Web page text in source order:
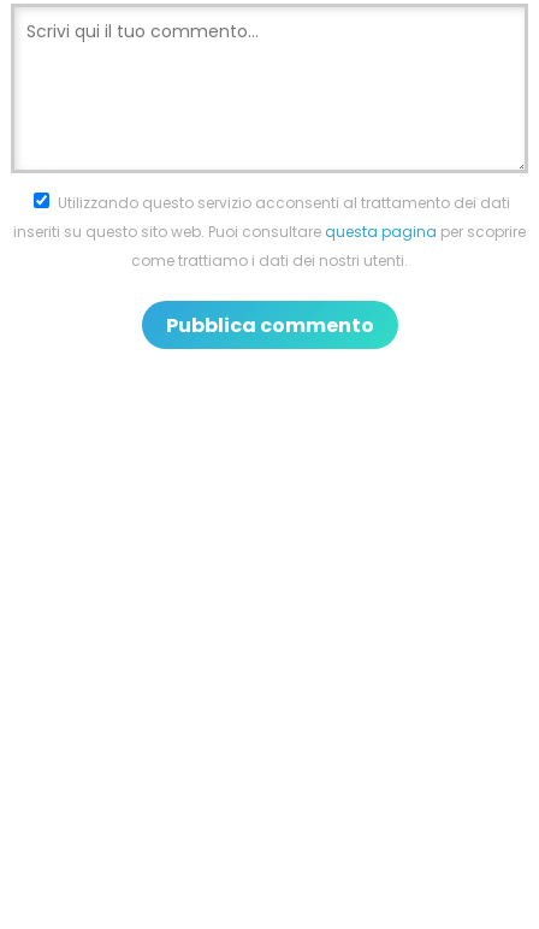
Utilizzando questo servizio acconsenti al trattamento dei dati
inseriti su questo sito web. Puoi consultarequesta pagina per scoprire
come trattiamo i dati dei nostri utenti.